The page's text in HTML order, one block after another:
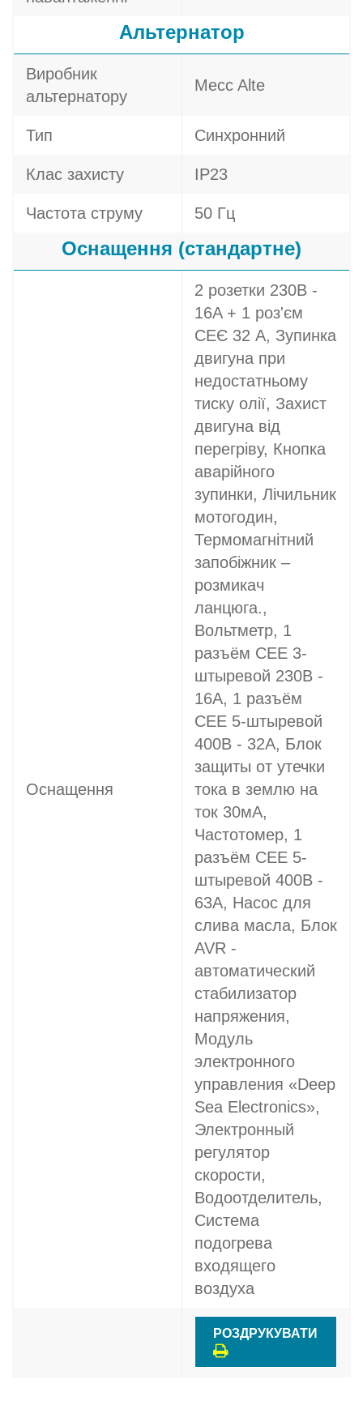
Альтернатор
Виробник
альтернатору
Mecc Alte
Тип Синхронний
Клас захисту IP23
Частота струму 50 Гц
Оснащення (стандартне)
Оснащення
2 розетки 230В -
16A + 1 роз'єм
СЕЄ 32 A, Зупинка
двигуна при
недостатньому
тиску олії, Захист
двигуна від
перегріву, Кнопка
аварійного
зупинки, Лічильник
мотогодин,
Термомагнітний
запобіжник –
розмикач
ланцюга.,
Вольтметр, 1
разъём CEE 3-
штыревой 230В -
16A, 1 разъём
CEE 5-штыревой
400В - 32A, Блок
защиты от утечки
тока в землю на
ток 30мА,
Частотомер, 1
разъём CEE 5-
штыревой 400В -
63A, Насос для
слива масла, Блок
AVR -
автоматический
стабилизатор
напряжения,
Модуль
электронного
управления «Deep
Sea Electronics»,
Электронный
регулятор
скорости,
Водоотделитель,
Система
подогрева
входящего
воздуха
РОЗДРУКУВАТИ